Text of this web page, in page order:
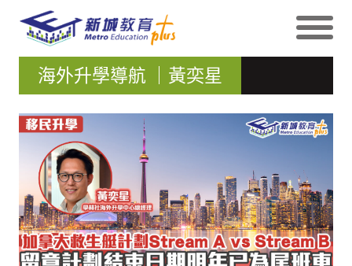
海外升學導航 ｜黃奕星